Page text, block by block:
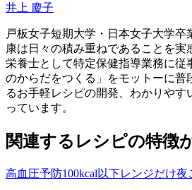
井上 慶子
戸板女子短期大学・日本女子大学卒
康は日々の積み重ねであることを実
栄養士として特定保健指導業務に従
のからだをつくる」をモットーに普
るお手軽レシピの開発、わかりやす
っています。
関連するレシピの特徴
高血圧予防100kcal以下レンジだけ夜